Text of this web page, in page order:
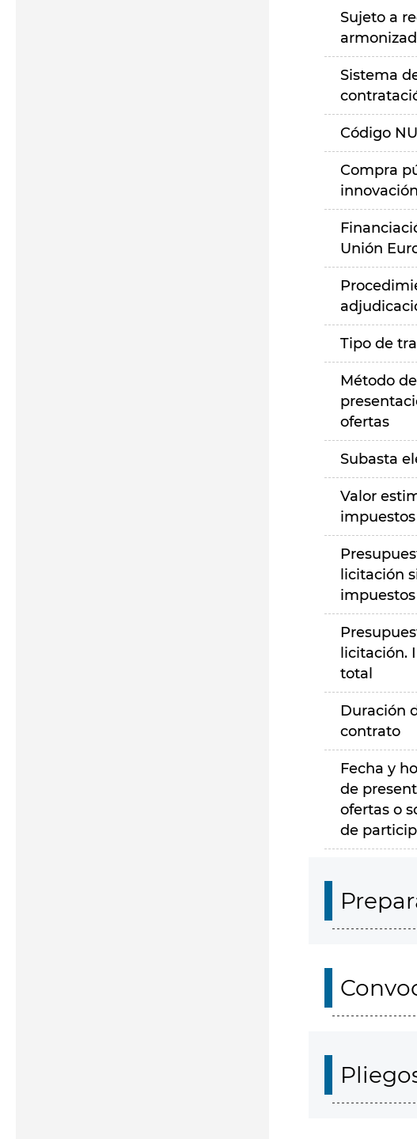
Sujeto a
Sistema
Código
Compra
innovación
Unión
Tipo de
Método de
ofertas
Subasta
Valor
impuestos
licitación
impuestos
licitación.
total
Duración
contrato
Fecha y
de
ofertas o
de